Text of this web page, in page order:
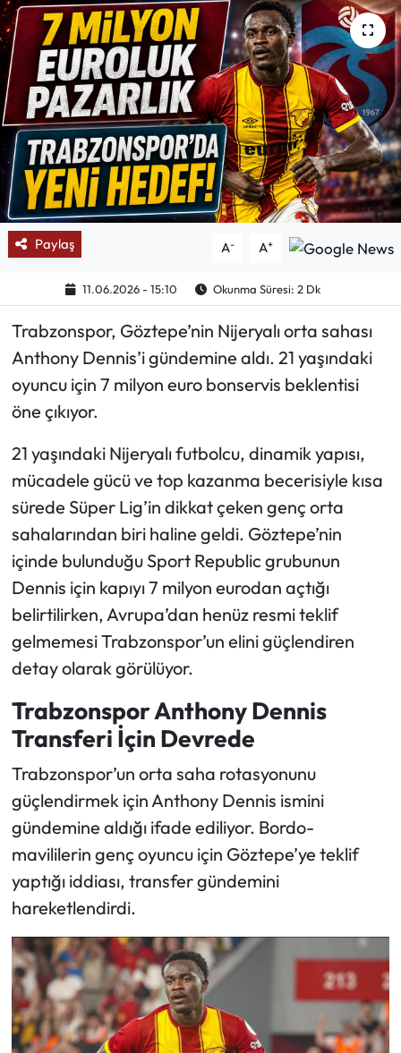
Paylaş A- A+
11.06.2026 - 15:10 Okunma Süresi: 2 Dk
Trabzonspor, Göztepe’nin Nijeryalı orta sahası
Anthony Dennis’i gündemine aldı. 21 yaşındaki
oyuncu için 7 milyon euro bonservis beklentisi
öne çıkıyor.
21 yaşındaki Nijeryalı futbolcu, dinamik yapısı,
mücadele gücü ve top kazanma becerisiyle kısa
sürede Süper Lig’in dikkat çeken genç orta
sahalarından biri haline geldi. Göztepe’nin
içinde bulunduğu Sport Republic grubunun
Dennis için kapıyı 7 milyon eurodan açtığı
belirtilirken, Avrupa’dan henüz resmi teklif
gelmemesi Trabzonspor’un elini güçlendiren
detay olarak görülüyor.
Trabzonspor Anthony Dennis
Transferi İçin Devrede
Trabzonspor’un orta saha rotasyonunu
güçlendirmek için Anthony Dennis ismini
gündemine aldığı ifade ediliyor. Bordo-
mavililerin genç oyuncu için Göztepe’ye teklif
yaptığı iddiası, transfer gündemini
hareketlendirdi.
Röportaj
Manşet
Köşe Yazıları
Karikatür Galeri
BIK
ASTROLOJİ
Spor Yazıları
Mektup Galeri
Ekonomi
Turizm
Teknoloji